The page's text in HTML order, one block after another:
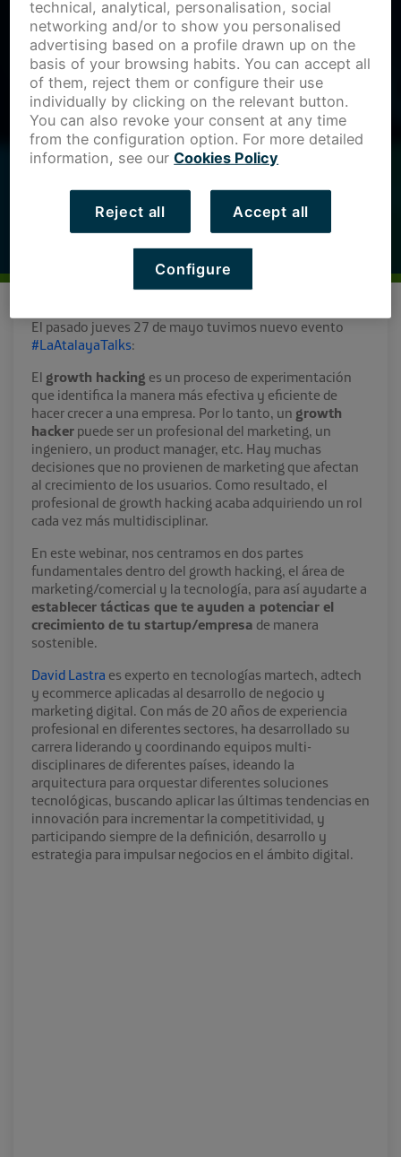
El pasado jueves 27 de mayo tuvimos nuevo evento
#LaAtalayaTalks:
El growth hacking es un proceso de experimentación
que identifica la manera más efectiva y eficiente de
hacer crecer a una empresa. Por lo tanto, un growth
hacker puede ser un profesional del marketing, un
ingeniero, un product manager, etc. Hay muchas
decisiones que no provienen de marketing que afectan
al crecimiento de los usuarios. Como resultado, el
profesional de growth hacking acaba adquiriendo un rol
cada vez más multidisciplinar.
En este webinar, nos centramos en dos partes
fundamentales dentro del growth hacking, el área de
marketing/comercial y la tecnología, para así ayudarte a
establecer tácticas que te ayuden a potenciar el
crecimiento de tu startup/empresa de manera
sostenible.
David Lastra es experto en tecnologías martech, adtech
y ecommerce aplicadas al desarrollo de negocio y
marketing digital. Con más de 20 años de experiencia
profesional en diferentes sectores, ha desarrollado su
carrera liderando y coordinando equipos multi-
disciplinares de diferentes países, ideando la
arquitectura para orquestar diferentes soluciones
tecnológicas, buscando aplicar las últimas tendencias en
innovación para incrementar la competitividad, y
participando siempre de la definición, desarrollo y
estrategia para impulsar negocios en el ámbito digital.
technical, analytical, personalisation, social
networking and/or to show you personalised
advertising based on a profile drawn up on the
basis of your browsing habits. You can accept all
of them, reject them or configure their use
individually by clicking on the relevant button.
You can also revoke your consent at any time
from the configuration option. For more detailed
information, see our Cookies Policy
Reject all Accept all
Configure